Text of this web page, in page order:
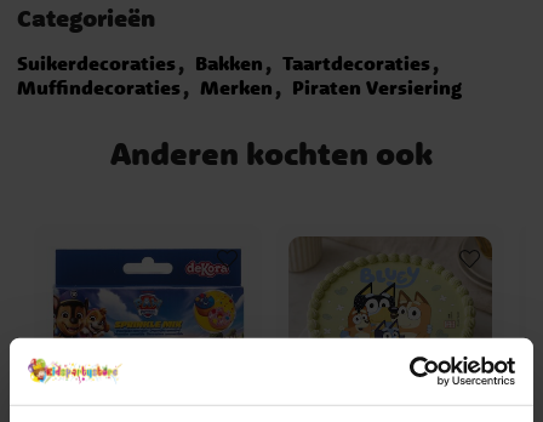
Categorieën
Suikerdecoraties Bakken
Taartdecoraties
Muffindecoraties
Merken Piraten Versiering
Anderen kochten ook